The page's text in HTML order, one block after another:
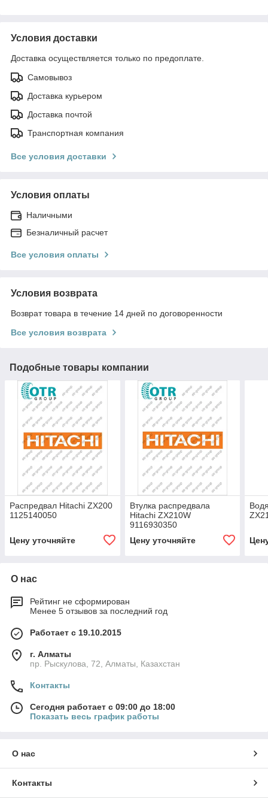
Условия доставки
Доставка осуществляется только по предоплате.
Самовывоз
Доставка курьером
Доставка почтой
Транспортная компания
Все условия доставки
Условия оплаты
Наличными
Безналичный расчет
Все условия оплаты
Условия возврата
Возврат товара в течение 14 дней по договоренности
Все условия возврата
Подобные товары компании
Распредвал Hitachi ZX200
1125140050
Цену уточняйте
Втулка распредвала
Hitachi ZX210W
9116930350
Цену уточняйте
О нас
Рейтинг не сформирован
Менее 5 отзывов за последний год
Работает с 19.10.2015
г. Алматы
пр. Рыскулова, 72, Алматы, Казахстан
Контакты
Сегодня работает с 09:00 до 18:00
Показать весь график работы
О нас
Контакты